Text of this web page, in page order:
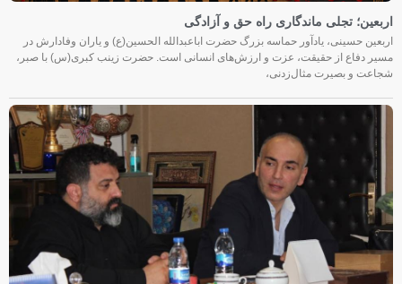
اربعین؛ تجلی ماندگاری راه حق و آزادگی
اربعین حسینی، یادآور حماسه بزرگ حضرت اباعبدالله الحسین(ع) و یاران وفادارش در
مسیر دفاع از حقیقت، عزت و ارزش‌های انسانی است. حضرت زینب کبری(س) با صبر،
شجاعت و بصیرت مثال‌زدنی،